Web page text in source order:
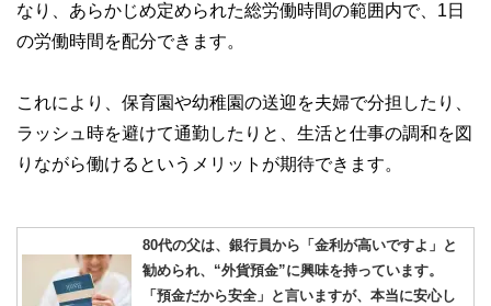
なり、あらかじめ定められた総労働時間の範囲内で、1日
の労働時間を配分できます。
これにより、保育園や幼稚園の送迎を夫婦で分担したり、
ラッシュ時を避けて通勤したりと、生活と仕事の調和を図
りながら働けるというメリットが期待できます。
80代の父は、銀行員から「金利が高いですよ」と
勧められ、“外貨預金”に興味を持っています。
「預金だから安全」と言いますが、本当に安心し